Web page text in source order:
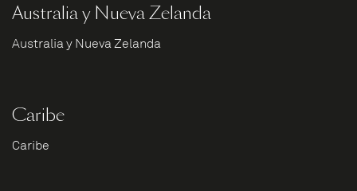
Australia y Nueva Zelanda
Australia y Nueva Zelanda
Caribe
Caribe